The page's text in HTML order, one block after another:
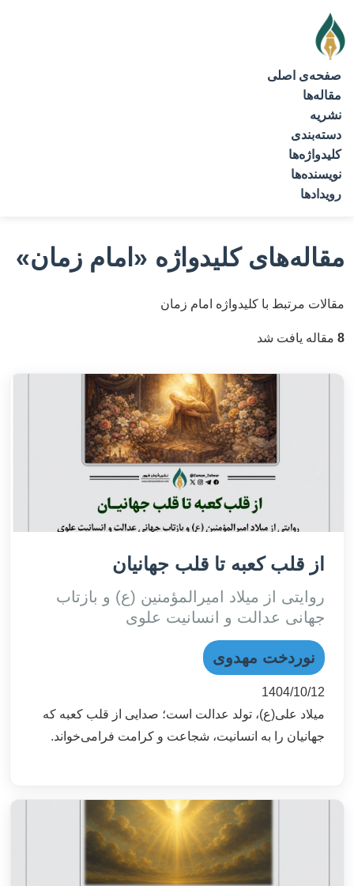
صفحه‌ی اصلی
مقاله‌ها
نشریه
دسته‌بندی
کلیدواژه‌ها
نویسنده‌ها
رویدادها
مقاله‌های کلیدواژه «امام زمان»
مقالات مرتبط با کلیدواژه امام زمان
8 مقاله یافت شد
از قلب کعبه تا قلب جهانیان
روایتی از میلاد امیرالمؤمنین (ع) و بازتاب
جهانی عدالت و انسانیت علوی
نوردخت مهدوی
1404/10/12
میلاد علی(ع)، تولد عدالت است؛ صدایی از قلب کعبه که
جهانیان را به انسانیت، شجاعت و کرامت فرامی‌خواند.